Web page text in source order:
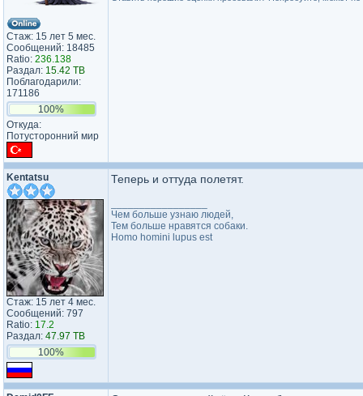
Стаж: 15 лет 5 мес.
Сообщений: 18485
Ratio: 236.138
Раздал: 15.42 TB
Поблагодарили:
171186
100%
Откуда:
Потусторонний мир
Kentatsu
Стаж: 15 лет 4 мес.
Сообщений: 797
Ratio: 17.2
Раздал: 47.97 TB
100%
Теперь и оттуда полетят.
Чем больше узнаю людей,
Тем больше нравятся собаки.
Homo homini lupus est